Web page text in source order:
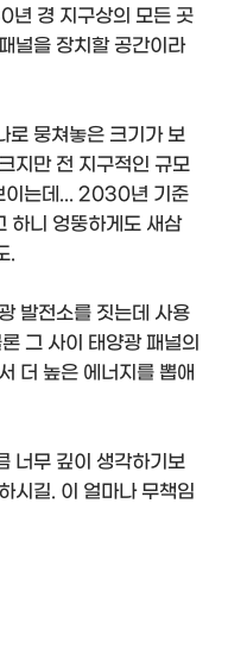
년 경 지구상의 모든 곳
널을 장치할 공간이라
로 뭉쳐놓은 크기가 보
지만 전 지구적인 규모
이는데... 2030년 기준
하니 엉뚱하게도 새삼
.
발전소를 짓는데 사용
그 사이 태양광 패널의
더 높은 에너지를 뽑애
너무 깊이 생각하기보
시길. 이 얼마나 무책임